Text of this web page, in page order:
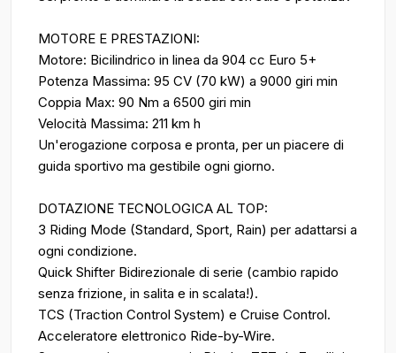
MOTORE E PRESTAZIONI:
Motore: Bicilindrico in linea da 904 cc Euro 5+
Potenza Massima: 95 CV (70 kW) a 9000 giri min
Coppia Max: 90 Nm a 6500 giri min
Velocità Massima: 211 km h
Un'erogazione corposa e pronta, per un piacere di
guida sportivo ma gestibile ogni giorno.
DOTAZIONE TECNOLOGICA AL TOP:
3 Riding Mode (Standard, Sport, Rain) per adattarsi a
ogni condizione.
Quick Shifter Bidirezionale di serie (cambio rapido
senza frizione, in salita e in scalata!).
TCS (Traction Control System) e Cruise Control.
Acceleratore elettronico Ride-by-Wire.